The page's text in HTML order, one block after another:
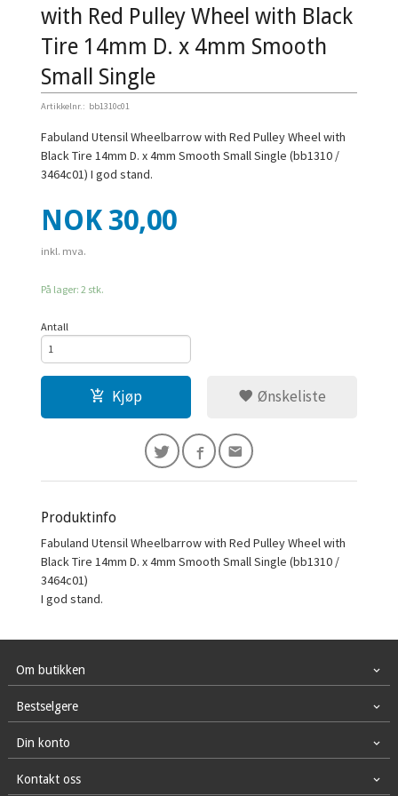
with Red Pulley Wheel with Black
Tire 14mm D. x 4mm Smooth
Small Single
Artikkelnr.: bb1310c01
Fabuland Utensil Wheelbarrow with Red Pulley Wheel with
Black Tire 14mm D. x 4mm Smooth Small Single (bb1310 /
3464c01) I god stand.
Pris
NOK 30,00
inkl. mva.
På lager: 2 stk.
Antall
Kjøp Ønskeliste
Produktinfo
Fabuland Utensil Wheelbarrow with Red Pulley Wheel with
Black Tire 14mm D. x 4mm Smooth Small Single (bb1310 /
3464c01)
I god stand.
Om butikken
Bestselgere
Din konto
Kontakt oss